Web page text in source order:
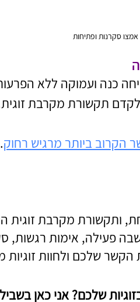
אמצו סקרנות ופתיחות
כנה ועמוקה ללא
תקשורת מקרבת
הקרוב ביותר מרגיש רחוק.
ותקשורת מקרבת
פעילה, אימות
הקשר שלכם ולחוות
שלכם? אני כאן